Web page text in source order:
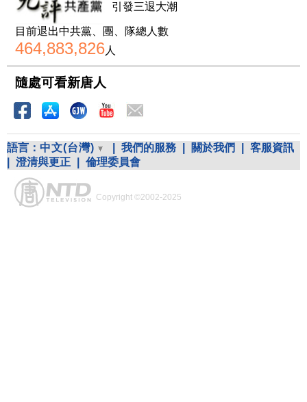
引發三退大潮
目前退出中共黨、團、隊總人數
464,883,826人
隨處可看新唐人
語言： 中文(台灣) 我們的服務 關於我們
客服資訊
澄清與更正 倫理委員會
Copyright ©2002-2025